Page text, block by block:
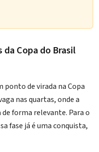
Copa do Brasil
ponto de virada na Copa
nas quartas, onde a
forma relevante. Para o
fase já é uma conquista,